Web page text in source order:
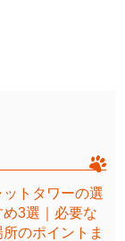
トタワーの選
3選｜必要な
のポイントま